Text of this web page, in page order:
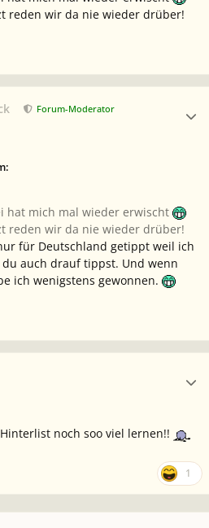
reden wir da nie wieder drüber!
Forum-Moderator
hat mich mal wieder erwischt
reden wir da nie wieder drüber!
für Deutschland getippt weil ich
auch drauf tippst. Und wenn
ich wenigstens gewonnen.
noch soo viel lernen!!
1